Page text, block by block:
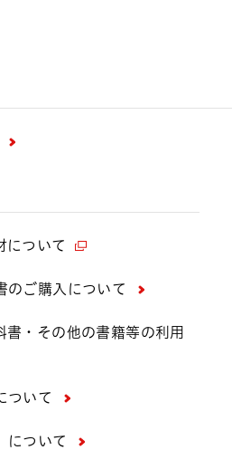
について
のご購入について
書・その他の書籍等の利用
ついて
について